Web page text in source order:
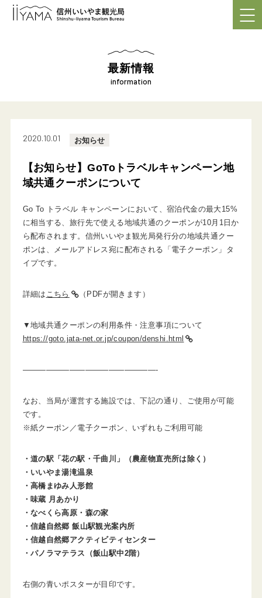
最新情報
information
2020.10.01 お知らせ
【お知らせ】GoToトラベルキャンペーン地
域共通クーポンについて
Go To トラベル キャンペーンにおいて、宿泊代金の最大15%
に相当する、旅行先で使える地域共通のクーポンが10月1日か
ら配布されます。信州いいやま観光局発行分の地域共通クー
ポンは、メールアドレス宛に配布される「電子クーポン」タ
イプです。
詳細は こちら （PDFが開きます）
▼地域共通クーポンの利用条件・注意事項について
https://goto.jata-net.or.jp/coupon/denshi.html
—————————————————-
なお、当局が運営する施設では、下記の通り、ご使用が可能
です。
※紙クーポン／電子クーポン、いずれもご利用可能
・道の駅「花の駅・千曲川」（農産物直売所は除く）
・いいやま湯滝温泉
・高橋まゆみ人形館
・味蔵 月あかり
・なべくら高原・森の家
・信越自然郷 飯山駅観光案内所
・信越自然郷アクティビティセンター
・パノラマテラス（飯山駅中2階）
右側の青いポスターが目印です。